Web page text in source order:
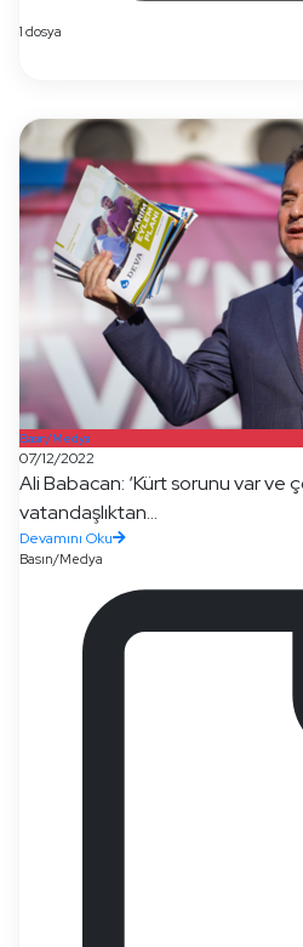
1 dosya
Basın/Medya
07/12/2022
Ali Babacan: ‘Kürt sorunu var ve
vatandaşlıktan...
Devamını Oku
Basın/Medya